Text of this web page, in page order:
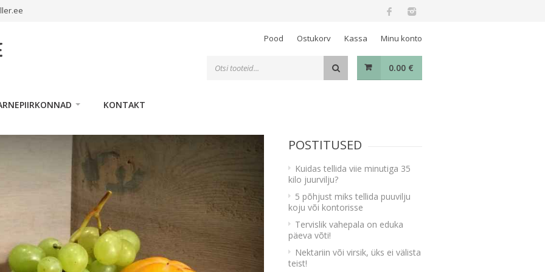
Pood Ostukorv Kassa Minu konto
0.00 €
KONTAKT
POSTITUSED
Kuidas tellida viie minutiga 35
kilo juurvilju?
5 põhjust miks tellida puuvilju
koju või kontorisse
Tervislik vahepala on eduka
päeva võti!
Nektariin või virsik, üks ei välista
teist!